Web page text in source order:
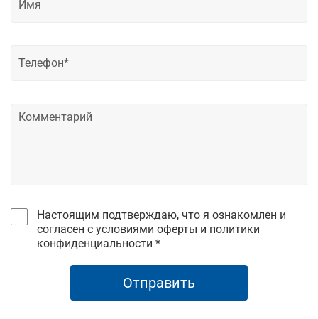
Настоящим подтверждаю, что я ознакомлен и
согласен с условиями оферты и политики
конфиденциальности *
Отправить